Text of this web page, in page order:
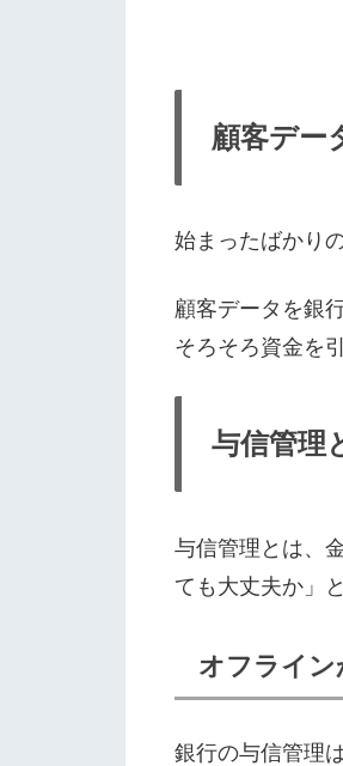
顧客デー
始まったばかり
顧客データを銀
そろそろ資金を
与信管理
与信管理とは、
ても大丈夫か」
オフライ
銀行の与信管理